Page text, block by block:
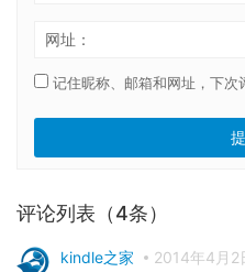
网址：
记住昵称、邮箱和网址，下次
评论列表（4条）
kindle之家
2014年4月2